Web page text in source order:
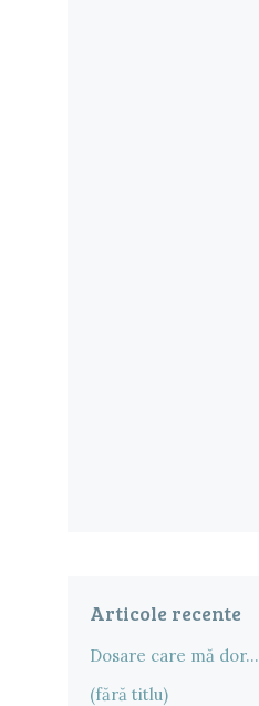
Articole recente
Dosare care mă dor…
(fără titlu)